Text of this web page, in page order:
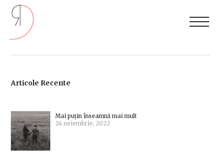
Articole Recente
Mai puțin înseamnă mai mult
24 noiembrie, 2022